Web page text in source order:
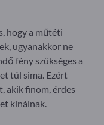
hogy a műtéti
ugyanakkor ne
fény szükséges a
túl sima. Ezért
akik finom, érdes
kínálnak.